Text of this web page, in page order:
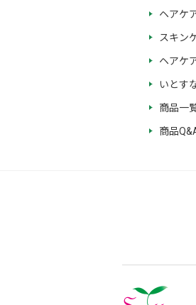
ヘアケ
スキン
ヘアケ
いとす
商品一
商品